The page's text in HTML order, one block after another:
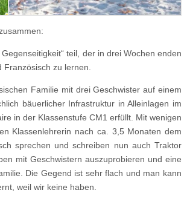
teil, der in drei Wochen enden
zu lernen.
Familie mit drei Geschwister auf einem
bäuerlicher Infrastruktur in Alleinlagen im
in der Klassenstufe CM1 erfüllt. Mit wenigen
Klassenlehrerin nach ca. 3,5 Monaten dem
sprechen und schreiben nun auch Traktor
mit Geschwistern auszuprobieren und eine
Die Gegend ist sehr flach und man kann
weil wir keine haben.